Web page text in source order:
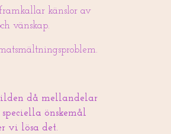
framkallar känslor av
vänskap.
då mellandelar
önskemål
vi lösa det.